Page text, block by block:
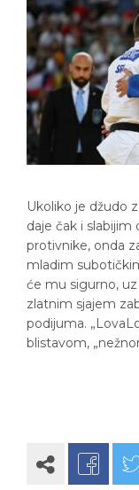
Ukoliko je džudo
daje čak i slabijim
protivnike, onda
mladim
će mu sigurno,
zlatnim sjajem
podijuma.
blistavom,